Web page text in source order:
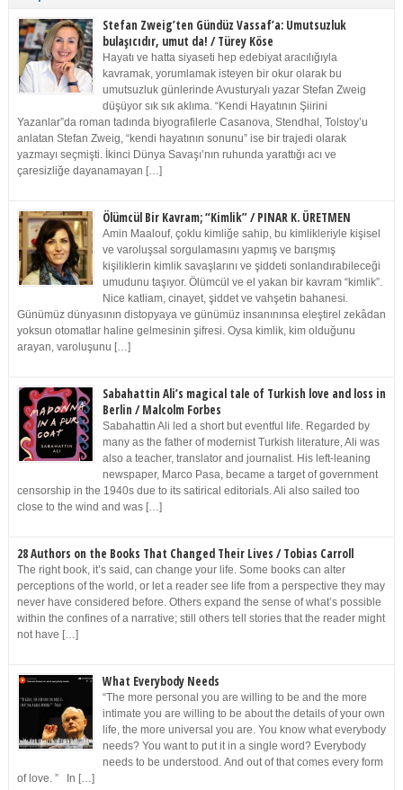
Stefan Zweig’ten Gündüz Vassaf’a: Umutsuzluk
bulaşıcıdır, umut da! / Türey Köse
Hayatı ve hatta siyaseti hep edebiyat aracılığıyla
kavramak, yorumlamak isteyen bir okur olarak bu
umutsuzluk günlerinde Avusturyalı yazar Stefan Zweig
düşüyor sık sık aklıma. “Kendi Hayatının Şiirini
Yazanlar”da roman tadında biyografilerle Casanova, Stendhal, Tolstoy’u
anlatan Stefan Zweig, “kendi hayatının sonunu” ise bir trajedi olarak
yazmayı seçmişti. İkinci Dünya Savaşı’nın ruhunda yarattığı acı ve
çaresizliğe dayanamayan […]
Ölümcül Bir Kavram; “Kimlik” / PINAR K. ÜRETMEN
Amin Maalouf, çoklu kimliğe sahip, bu kimlikleriyle kişisel
ve varoluşsal sorgulamasını yapmış ve barışmış
kişiliklerin kimlik savaşlarını ve şiddeti sonlandırabileceği
umudunu taşıyor. Ölümcül ve el yakan bir kavram “kimlik”.
Nice katliam, cinayet, şiddet ve vahşetin bahanesi.
Günümüz dünyasının distopyaya ve günümüz insanınınsa eleştirel zekâdan
yoksun otomatlar haline gelmesinin şifresi. Oysa kimlik, kim olduğunu
arayan, varoluşunu […]
Sabahattin Ali’s magical tale of Turkish love and loss in
Berlin / Malcolm Forbes
Sabahattin Ali led a short but eventful life. Regarded by
many as the father of modernist Turkish literature, Ali was
also a teacher, translator and journalist. His left-leaning
newspaper, Marco Pasa, became a target of government
censorship in the 1940s due to its satirical editorials. Ali also sailed too
close to the wind and was […]
28 Authors on the Books That Changed Their Lives / Tobias Carroll
The right book, it’s said, can change your life. Some books can alter
perceptions of the world, or let a reader see life from a perspective they may
never have considered before. Others expand the sense of what’s possible
within the confines of a narrative; still others tell stories that the reader might
not have […]
What Everybody Needs
“The more personal you are willing to be and the more
intimate you are willing to be about the details of your own
life, the more universal you are. You know what everybody
needs? You want to put it in a single word? Everybody
needs to be understood. And out of that comes every form
of love. ” In […]